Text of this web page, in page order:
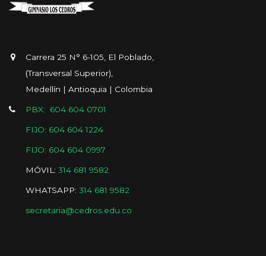
Carrera 25 N° 6-105, El Poblado,
(Transversal Superior),
Medellín | Antioquia | Colombia
PBX: 604 604 0701
FIJO: 604 604 1224
FIJO: 604 604 0997
MÓVIL: 314 681 9582
WHATSAPP: 314 681 9582
secretaria@cedros.edu.co